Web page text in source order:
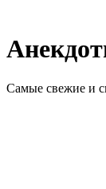
Самые свежие и